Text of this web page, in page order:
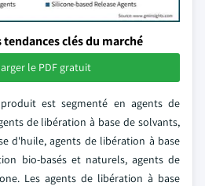
clés du marché
le PDF gratuit
est segmenté en agents de
de libération à base de solvants,
d'huile, agents de libération à base
bio-basés et naturels, agents de
Les agents de libération à base